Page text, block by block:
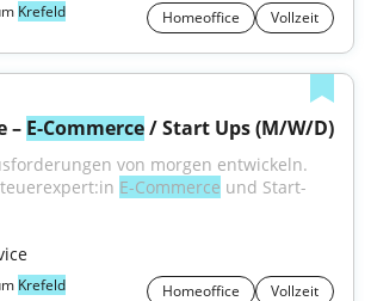
Krefeld Homeoffice Vollzeit
– E-Commerce / Start Ups (M/W/D)
von morgen entwickeln.
E-Commerce und Start-
Krefeld Homeoffice Vollzeit